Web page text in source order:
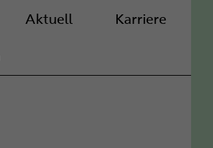
Aktuell Karriere